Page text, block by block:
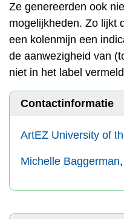
Ze genereerden ook
mogelijkheden. Zo lijkt
een kolenmijn een
de aanwezigheid van
niet in het label
Contactinformatie
ArtEZ University of
Michelle Baggerman